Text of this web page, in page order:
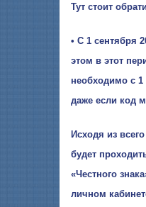
Тут стоит
• С 1 сентября
этом в этот
необходимо с 1
даже если код
Исходя из
будет
«Честного
личном